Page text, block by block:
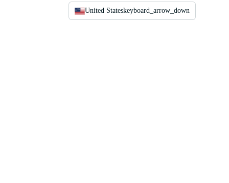
United Stateskeyboard_arrow_down